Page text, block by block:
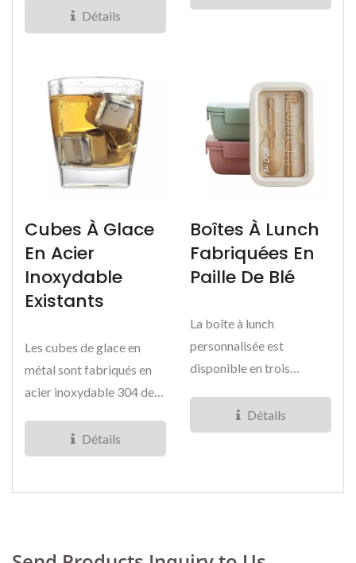
Détails
Cubes À Glace
En Acier
Inoxydable
Existants
Les cubes de glace en
métal sont fabriqués en
acier inoxydable 304 de
Détails
Boîtes À Lunch
Fabriquées En
Paille De Blé
La boîte à lunch
personnalisée est
disponible en trois
blanc/vert/rose,...
Détails